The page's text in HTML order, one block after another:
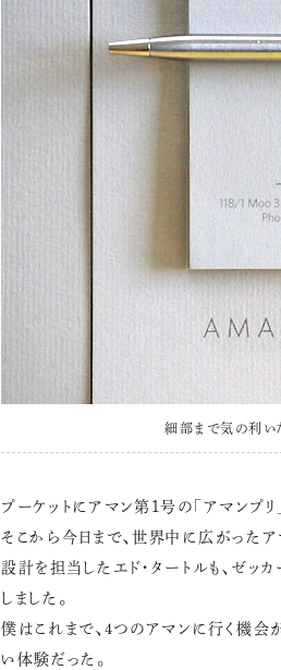
細部まで気の利い
プーケットにアマン第1号の「アマンプ
そこから今日まで、世界中に広がったア
設計を担当したエド・タートルも、ゼッ
しました。
僕はこれまで、４つのアマンに行く機会
い体験だった。